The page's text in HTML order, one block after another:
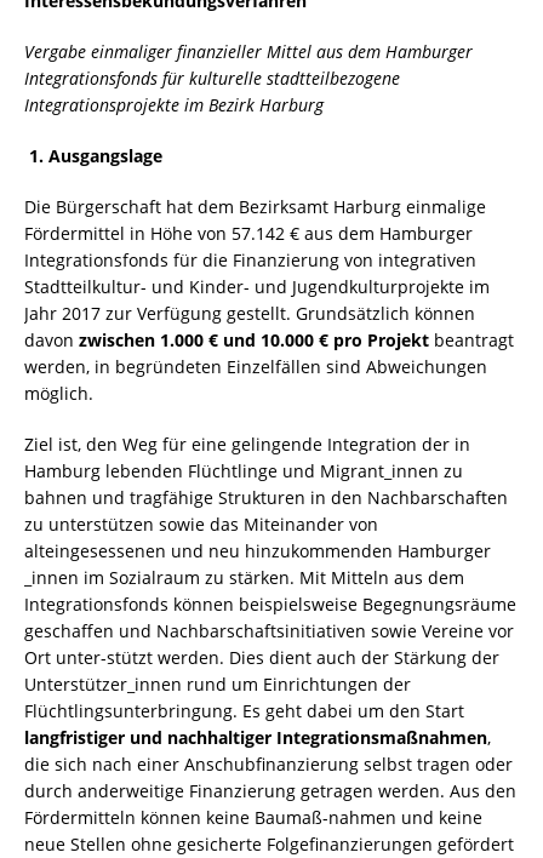
Vergabe einmaliger finanzieller Mittel aus dem Hamburger
Integrationsfonds für kulturelle stadtteilbezogene
Integrationsprojekte im Bezirk Harburg
1. Ausgangslage
Die Bürgerschaft hat dem Bezirksamt Harburg einmalige
Fördermittel in Höhe von 57.142 € aus dem Hamburger
Integrationsfonds für die Finanzierung von integrativen
Stadtteilkultur- und Kinder- und Jugendkulturprojekte im
Jahr 2017 zur Verfügung gestellt. Grundsätzlich können
davon zwischen 1.000 € und 10.000 € pro Projekt beantragt
werden, in begründeten Einzelfällen sind Abweichungen
möglich.
Ziel ist, den Weg für eine gelingende Integration der in
Hamburg lebenden Flüchtlinge und Migrant_innen zu
bahnen und tragfähige Strukturen in den Nachbarschaften
zu unterstützen sowie das Miteinander von
alteingesessenen und neu hinzukommenden Hamburger
_innen im Sozialraum zu stärken. Mit Mitteln aus dem
Integrationsfonds können beispielsweise Begegnungsräume
geschaffen und Nachbarschaftsinitiativen sowie Vereine vor
Ort unter-stützt werden. Dies dient auch der Stärkung der
Unterstützer_innen rund um Einrichtungen der
Flüchtlingsunterbringung. Es geht dabei um den Start
langfristiger und nachhaltiger Integrationsmaßnahmen,
die sich nach einer Anschubfinanzierung selbst tragen oder
durch anderweitige Finanzierung getragen werden. Aus den
Fördermitteln können keine Baumaß-nahmen und keine
neue Stellen ohne gesicherte Folgefinanzierungen gefördert